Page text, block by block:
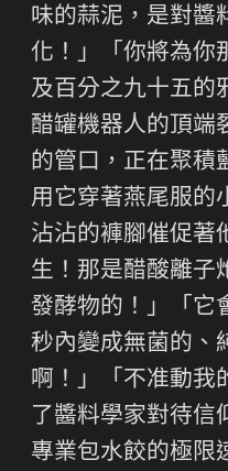
味的蒜泥，是對醬
化！」「你將為你
及百分之九十五的
醋罐機器人的頂端
的管口，正在聚積
用它穿著燕尾服的
沾沾的褲腳催促著
生！那是醋酸離子
發酵物的！」「它
秒內變成無菌的、
啊！」「不准動我
了醬料學家對待信
專業包水餃的極限